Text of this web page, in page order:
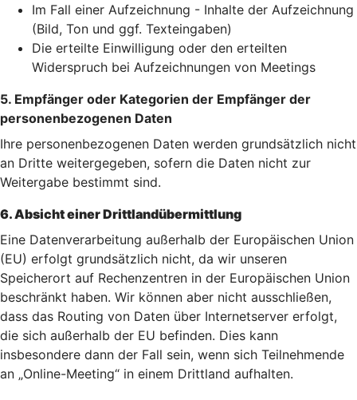
Im Fall einer Aufzeichnung - Inhalte der Aufzeichnung
(Bild, Ton und ggf. Texteingaben)
Die erteilte Einwilligung oder den erteilten
Widerspruch bei Aufzeichnungen von Meetings
5. Empfänger oder Kategorien der Empfänger der
personenbezogenen Daten
Ihre personenbezogenen Daten werden grundsätzlich nicht
an Dritte weitergegeben, sofern die Daten nicht zur
Weitergabe bestimmt sind.
6. Absicht einer Drittlandübermittlung
Eine Datenverarbeitung außerhalb der Europäischen Union
(EU) erfolgt grundsätzlich nicht, da wir unseren
Speicherort auf Rechenzentren in der Europäischen Union
beschränkt haben. Wir können aber nicht ausschließen,
dass das Routing von Daten über Internetserver erfolgt,
die sich außerhalb der EU befinden. Dies kann
insbesondere dann der Fall sein, wenn sich Teilnehmende
an „Online-Meeting“ in einem Drittland aufhalten.